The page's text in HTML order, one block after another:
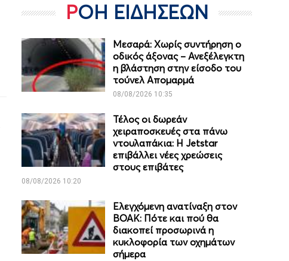
ΡΟΗ ΕΙΔΗΣΕΩΝ
Μεσαρά: Χωρίς συντήρηση ο
οδικός άξονας – Ανεξέλεγκτη
η βλάστηση στην είσοδο του
τούνελ Απομαρμά
08/08/2026 10:35
Τέλος οι δωρεάν
χειραποσκευές στα πάνω
ντουλαπάκια: Η Jetstar
επιβάλλει νέες χρεώσεις
στους επιβάτες
08/08/2026 10:20
Ελεγχόμενη ανατίναξη στον
ΒΟΑΚ: Πότε και πού θα
διακοπεί προσωρινά η
κυκλοφορία των οχημάτων
σήμερα